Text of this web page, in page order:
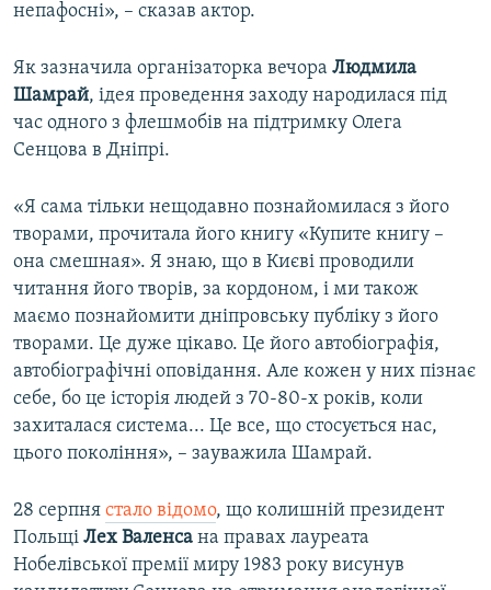
непафосні», – сказав актор.
Як зазначила організаторка вечора Людмила
Шамрай, ідея проведення заходу народилася під
час одного з флешмобів на підтримку Олега
Сенцова в Дніпрі.
«Я сама тільки нещодавно познайомилася з його
творами, прочитала його книгу «Купите книгу –
она смешная». Я знаю, що в Києві проводили
читання його творів, за кордоном, і ми також
маємо познайомити дніпровську публіку з його
творами. Це дуже цікаво. Це його автобіографія,
автобіографічні оповідання. Але кожен у них пізнає
себе, бо це історія людей з 70-80-х років, коли
захиталася система... Це все, що стосується нас,
цього покоління», – зауважила Шамрай.
28 серпня стало відомо, що колишній президент
Польщі Лех Валенса на правах лауреата
Нобелівської премії миру 1983 року висунув